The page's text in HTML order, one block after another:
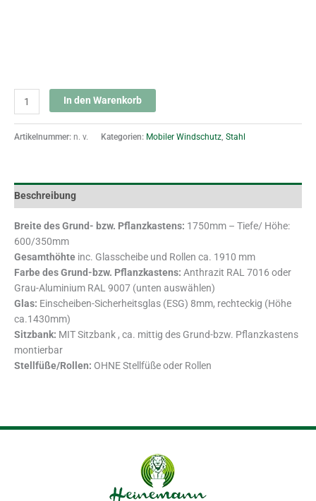
In den Warenkorb
Artikelnummer: n. v. Kategorien: Mobiler Windschutz Stahl
Beschreibung
Breite des Grund- bzw. Pflanzkastens: 1750mm – Tiefe/ Höhe:
600/350mm
Gesamthöhte inc. Glasscheibe und Rollen ca. 1910 mm
Farbe des Grund-bzw. Pflanzkastens: Anthrazit RAL 7016 oder
Grau-Aluminium RAL 9007 (unten auswählen)
Glas: Einscheiben-Sicherheitsglas (ESG) 8mm, rechteckig (Höhe
ca.1430mm)
Sitzbank: MIT Sitzbank , ca. mittig des Grund-bzw. Pflanzkastens
montierbar
Stellfüße/Rollen: OHNE Stellfüße oder Rollen